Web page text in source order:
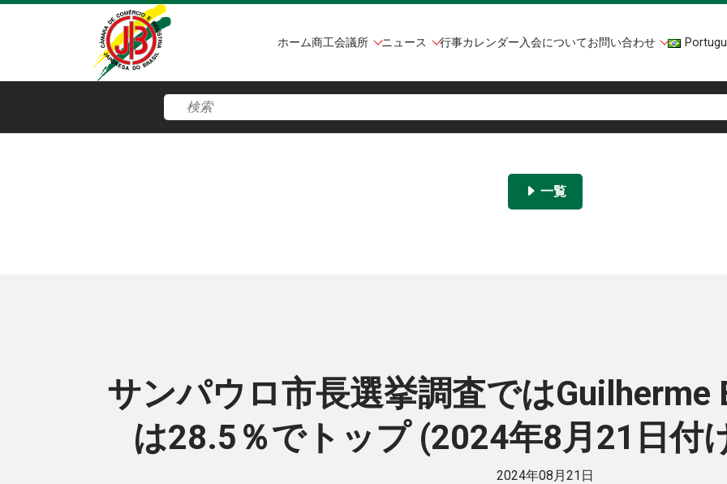
ホーム商工会議所 ニュース 行事カレンダー入会についてお問い合わせ
一覧
サンパウロ市長選挙調査ではGuilherme
は28.5％でトップ (2024年8月21日付
2024年08月21日